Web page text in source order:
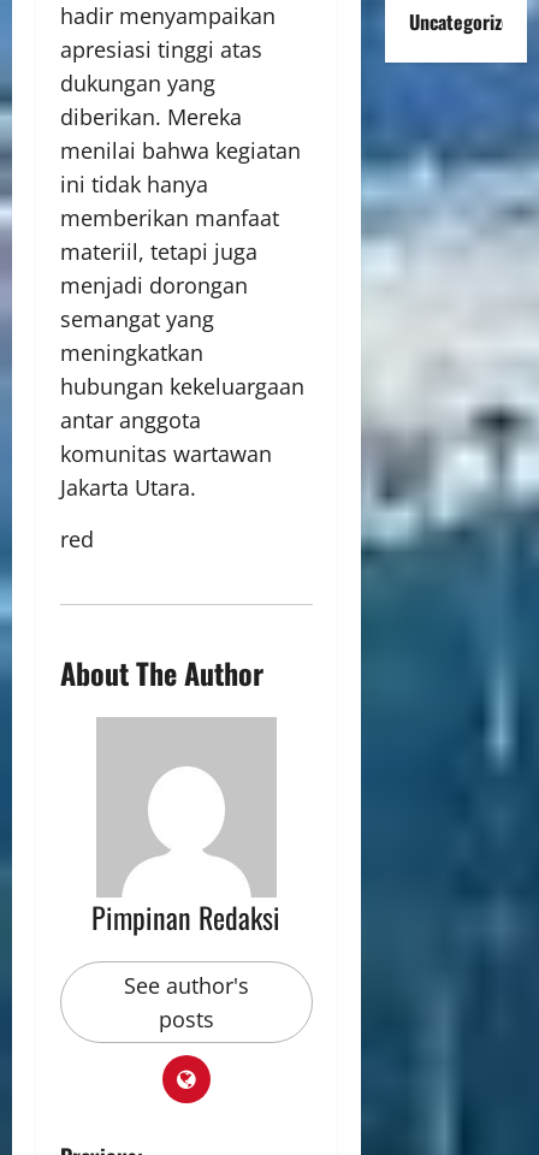
hadir menyampaikan
apresiasi tinggi atas
dukungan yang
diberikan. Mereka
menilai bahwa kegiatan
ini tidak hanya
memberikan manfaat
materiil, tetapi juga
menjadi dorongan
semangat yang
meningkatkan
hubungan kekeluargaan
antar anggota
komunitas wartawan
Jakarta Utara.
red
About The Author
Pimpinan Redaksi
See author's
posts
Uncategorized